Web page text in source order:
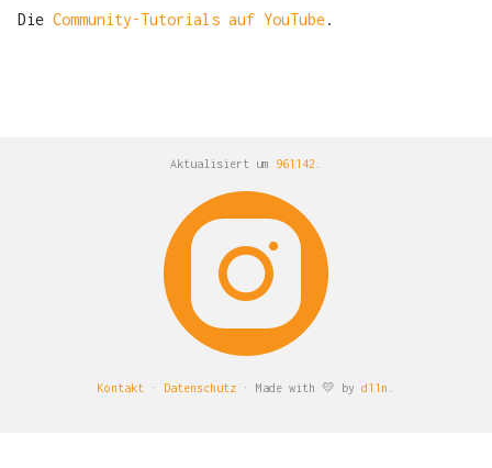
Die Community-Tutorials auf YouTube.
Aktualisiert um 961142 .
Kontakt · Datenschutz · Made with 💛 by d11n .